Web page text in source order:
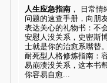
人生应急指南 ， 日常情
问题的速查手册，向朋
表达关心的礼物书：不
安慰人没关系，史密斯
士就是你的治愈系嘴替
耐死型人格修炼指南：
易崩溃没关系，这本书
你容易自愈...